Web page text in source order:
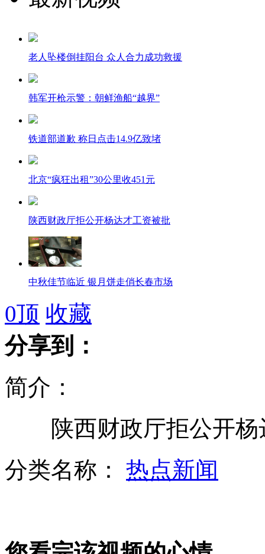
老人坠楼倒挂阳台 众人合力成功救援
韩军开枪示警：朝鲜渔船“越界”
铁道部道歉 称日点击14.9亿致堵
北京“疯狂出租”30公里收451元
陕西财政厅拒公开杨达才工资被批
中秋佳节临近 银月饼走俏长春市场
海军东海舰队组织三军联合登陆演练
中铁六局百人群殴民工事件内幕
0顶 收藏
分享到：
简介：
陕西财政厅拒公开杨
分类名称： 热点新闻